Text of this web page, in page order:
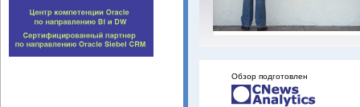
Обзор подготовлен